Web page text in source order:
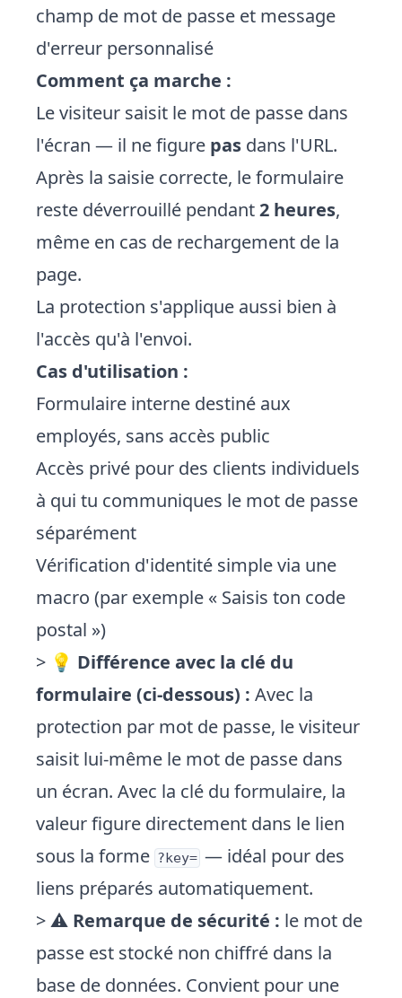
champ de mot de passe et message
d'erreur personnalisé
Comment ça marche :
Le visiteur saisit le mot de passe dans
l'écran — il ne figure pas dans l'URL.
Après la saisie correcte, le formulaire
reste déverrouillé pendant2 heures,
même en cas de rechargement de la
page.
La protection s'applique aussi bien à
l'accès qu'à l'envoi.
Cas d'utilisation :
Formulaire interne destiné aux
employés, sans accès public
Accès privé pour des clients individuels
à qui tu communiques le mot de passe
séparément
Vérification d'identité simple via une
macro (par exemple « Saisis ton code
postal »)
> 💡 Différence avec la clé du
formulaire (ci-dessous) : Avec la
protection par mot de passe, le visiteur
saisit lui-même le mot de passe dans
un écran. Avec la clé du formulaire, la
valeur figure directement dans le lien
sous la forme ?key= — idéal pour des
liens préparés automatiquement.
> ⚠️ Remarque de sécurité : le mot de
passe est stocké non chiffré dans la
base de données. Convient pour une